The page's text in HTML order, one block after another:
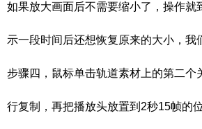
如果放大画面后不需要缩小了，操作就
示一段时间后还想恢复原来的大小，我
步骤四，鼠标单击轨道素材上的第二个
行复制，再把播放头放置到2秒15帧的